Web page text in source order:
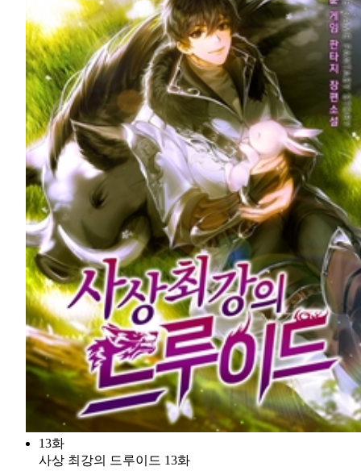
13화
사상 최강의 드루이드 13화